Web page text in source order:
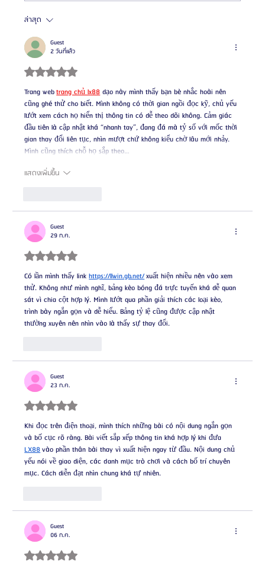
Surgery)
ล่าสุด
Guest
2 วันที่แล้ว
ได้รับ 5 เต็ม 5 ดาว
Trang webtrang chủ lx88 dạo này mình thấy bạn bè nhắc hoài nên
cũng ghé thử cho biết. Mình không có thời gian ngồi đọc kỹ, chủ yếu
lướt xem cách họ hiển thị thông tin có dễ theo dõi không. Cảm giác
đầu tiên là cập nhật khá “nhanh tay”, đang đá mà tỷ số với mốc thời
gian thay đổi liên tục, nhìn mượt chứ không kiểu chờ lâu mới nhảy.
Mình cũng thích chỗ họ sắp theo…
แสดงเพิ่มขึ้น
Guest
29 ก.ค.
ได้รับ 5 เต็ม 5 ดาว
Có lần mình thấy link https://llwin.gb.net/ xuất hiện nhiều nên vào xem
thử. Không như mình nghĩ, bảng kèo bóng đá trực tuyến khá dễ quan
sát vì chia cột hợp lý. Mình lướt qua phần giải thích các loại kèo,
trình bày ngắn gọn và dễ hiểu. Bảng tỷ lệ cũng được cập nhật
thường xuyên nên nhìn vào là thấy sự thay đổi.
Guest
23 ก.ค.
ได้รับ 5 เต็ม 5 ดาว
Khi đọc trên điện thoại, mình thích những bài có nội dung ngắn gọn
và bố cục rõ ràng. Bài viết sắp xếp thông tin khá hợp lý khi đưa
LX88 vào phần thân bài thay vì xuất hiện ngay từ đầu. Nội dung chủ
yếu nói về giao diện, các danh mục trò chơi và cách bố trí chuyên
mục. Cách diễn đạt nhìn chung khá tự nhiên.
Guest
06 ก.ค.
ได้รับ 5 เต็ม 5 ดาว